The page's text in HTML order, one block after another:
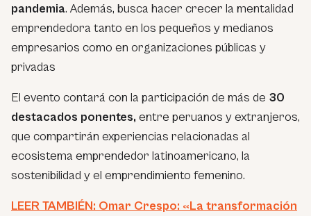
pandemia. Además, busca hacer crecer la mentalidad
emprendedora tanto en los pequeños y medianos
empresarios como en organizaciones públicas y
privadas
El evento contará con la participación de más de 30
destacados ponentes, entre peruanos y extranjeros,
que compartirán experiencias relacionadas al
ecosistema emprendedor latinoamericano, la
sostenibilidad y el emprendimiento femenino.
LEER TAMBIÉN: Omar Crespo: «La transformación